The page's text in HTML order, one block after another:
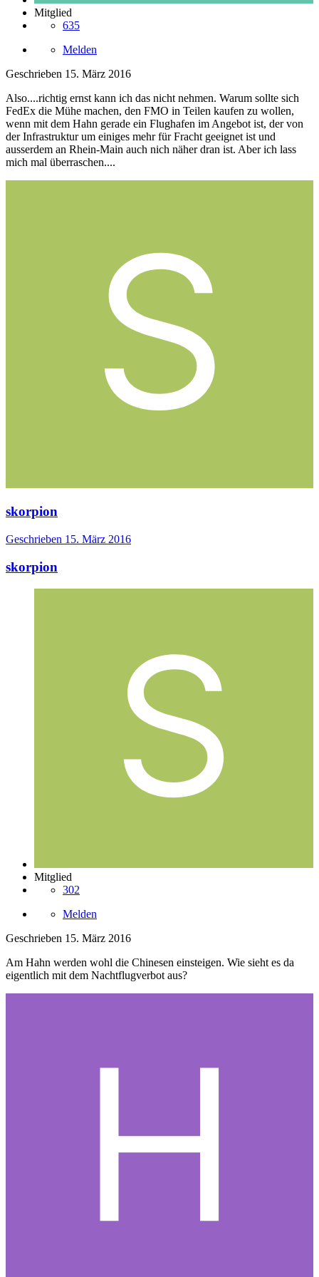
Mitglied
635
Melden
Geschrieben 15. März 2016
Also....richtig ernst kann ich das nicht nehmen. Warum sollte sich
FedEx die Mühe machen, den FMO in Teilen kaufen zu wollen,
wenn mit dem Hahn gerade ein Flughafen im Angebot ist, der von
der Infrastruktur um einiges mehr für Fracht geeignet ist und
ausserdem an Rhein-Main auch nich näher dran ist. Aber ich lass
mich mal überraschen....
skorpion
Geschrieben 15. März 2016
skorpion
Mitglied
302
Melden
Geschrieben 15. März 2016
Am Hahn werden wohl die Chinesen einsteigen. Wie sieht es da
eigentlich mit dem Nachtflugverbot aus?